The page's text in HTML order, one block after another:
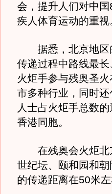
会，提升人们对中
疾人体育运动的重视
据悉，北京地区
传递过程中路线最
火炬手参与残奥圣
市多种行业，同时
人士占火炬手总数
香港同胞。
在残奥会火炬北
世纪坛、颐和园和
的传递距离在50米